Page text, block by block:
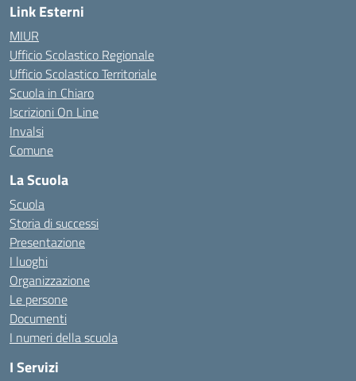
Link Esterni
MIUR
Ufficio Scolastico Regionale
Ufficio Scolastico Territoriale
Scuola in Chiaro
Iscrizioni On Line
Invalsi
Comune
La Scuola
Scuola
Storia di successi
Presentazione
I luoghi
Organizzazione
Le persone
Documenti
I numeri della scuola
I Servizi